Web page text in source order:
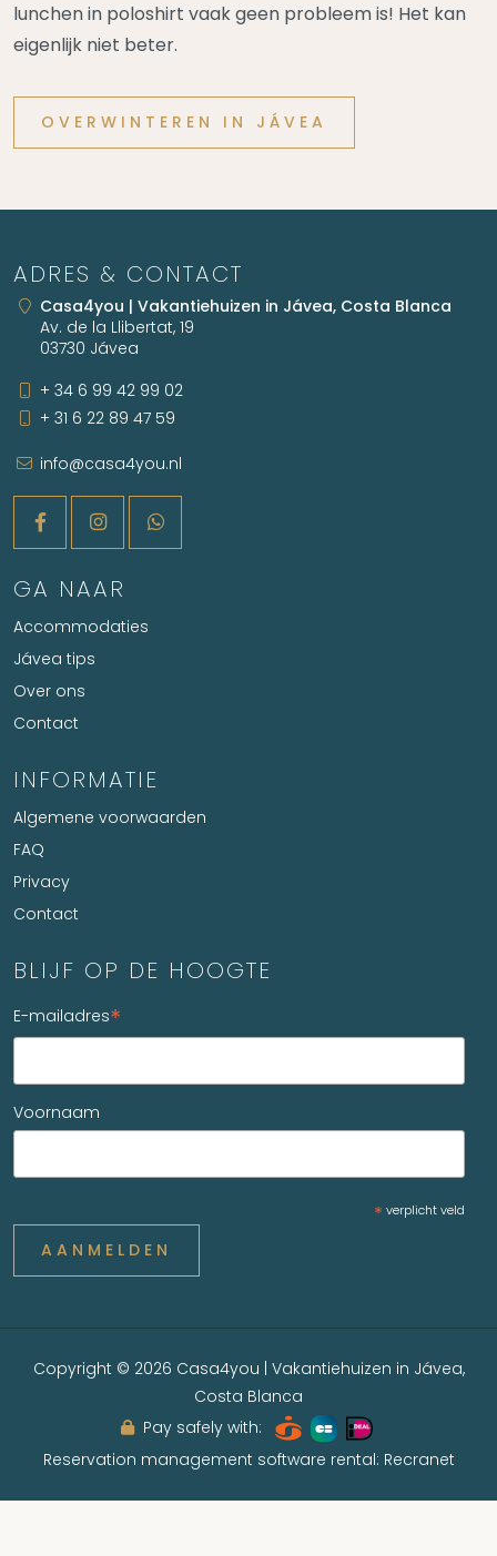
lunchen in poloshirt vaak geen probleem is! Het kan
eigenlijk niet beter.
OVERWINTEREN IN JÁVEA
ADRES & CONTACT
Casa4you | Vakantiehuizen in Jávea, Costa Blanca
Av. de la Llibertat, 19
03730 Jávea
+ 34 6 99 42 99 02
+ 31 6 22 89 47 59
info@casa4you.nl
GA NAAR
Accommodaties
Jávea tips
Over ons
Contact
INFORMATIE
Algemene voorwaarden
FAQ
Privacy
Contact
BLIJF OP DE HOOGTE
E-mailadres*
Voornaam
* verplicht veld
Copyright © 2026 Casa4you | Vakantiehuizen in Jávea,
Costa Blanca
Pay safely with:
Reservation management software rental: Recranet